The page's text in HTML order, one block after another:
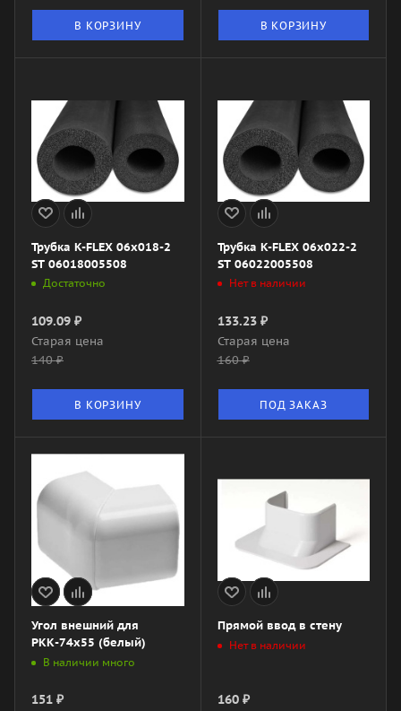
В КОРЗИНУ В КОРЗИНУ
Трубка K-FLEX 06x018-2
ST 06018005508
Достаточно
109.09 ₽
Старая цена
140₽
В КОРЗИНУ
Трубка K-FLEX 06x022-2
ST 06022005508
Нет в наличии
133.23₽
Старая цена
160₽
ПОД ЗАКАЗ
Угол внешний для
РКК-74х55 (белый)
В наличии много
151 ₽
Прямой ввод в стену
Нет в наличии
160₽